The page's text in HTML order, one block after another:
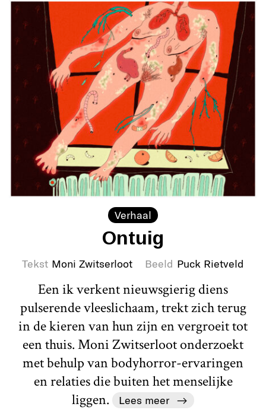
Verhaal
Ontuig
Tekst Moni Zwitserloot Beeld Puck Rietveld
Een ik verkent nieuwsgierig diens
pulserende vleeslichaam, trekt zich terug
in de kieren van hun zijn en vergroeit tot
een thuis. Moni Zwitserloot onderzoekt
met behulp van bodyhorror-ervaringen
en relaties die buiten het menselijke
liggen.
Lees meer